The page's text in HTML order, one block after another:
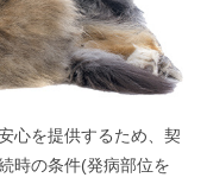
心を提供するため、契
時の条件(発病部位を